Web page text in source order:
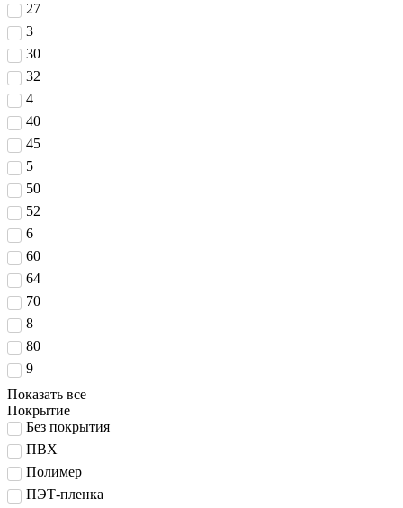
27
3
30
32
4
40
45
5
50
52
6
60
64
70
8
80
9
Показать все
Покрытие
Без покрытия
ПВХ
Полимер
ПЭТ-пленка